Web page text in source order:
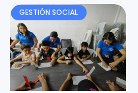
GESTIÓN SOCIAL